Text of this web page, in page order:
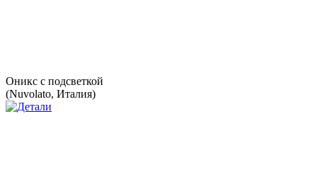
Оникс с подсветкой
(Nuvolato, Италия)